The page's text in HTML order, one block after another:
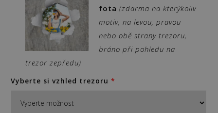
fota (zdarma na kterýkoliv
motiv, na levou, pravou
nebo obě strany trezoru,
bráno při pohledu na
trezor zepředu)
Vyberte si vzhled trezoru *